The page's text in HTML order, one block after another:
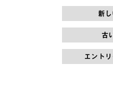
新
古
エント